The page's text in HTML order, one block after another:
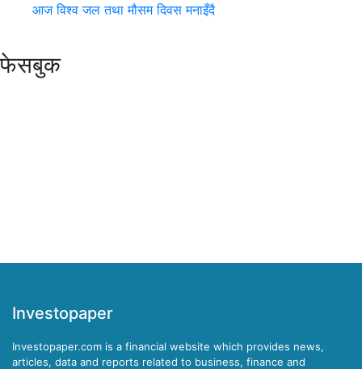
आज विश्व जल तथा मौसम दिवस मनाइँदै
फेसबुक
Investopaper
Investopaper.com is a financial website which provides news,
articles, data and reports related to business, finance and